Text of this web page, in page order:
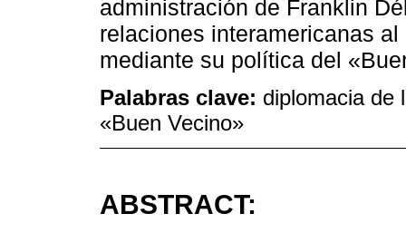
administración de Franklin
relaciones interamericanas
mediante su política del
Palabras clave: diplomacia de
«Buen Vecino»
ABSTRACT: